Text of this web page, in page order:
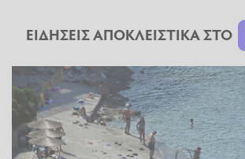
ΕΙΔΗΣΕΙΣ ΑΠΟΚΛΕΙΣΤΙΚΑ ΣΤΟ